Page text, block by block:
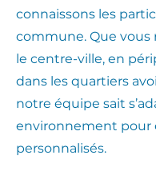
connaissons les
commune. Que vous
le centre-ville, en
dans les quartiers
notre équipe sait
environnement pour
personnalisés.